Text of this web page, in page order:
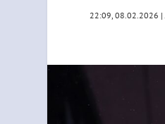
22:09, 08.02.2026 |